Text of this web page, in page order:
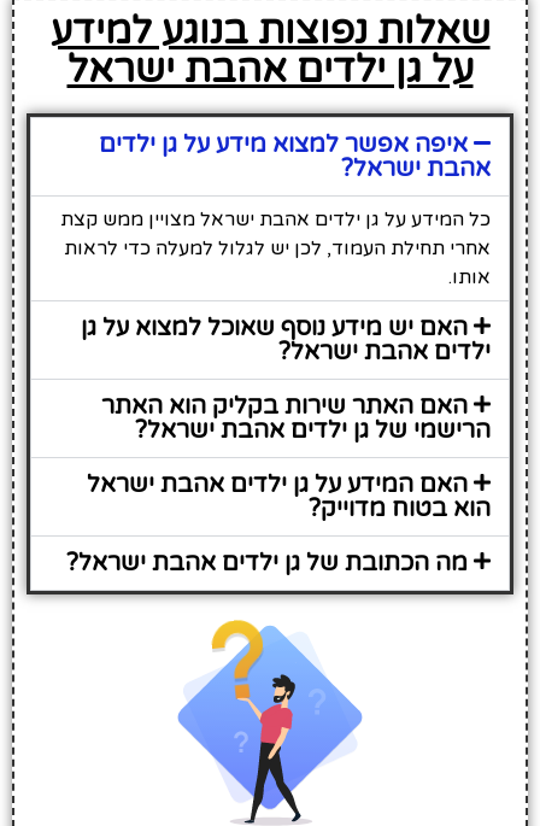
שאלות נפוצות בנוגע למידע
על גן ילדים אהבת ישראל
איפה אפשר למצוא מידע על גן ילדים
אהבת ישראל?
כל המידע על גן ילדים אהבת ישראל מצויין ממש קצת
אחרי תחילת העמוד, לכן יש לגלול למעלה כדי לראות
אותו.
האם יש מידע נוסף שאוכל למצוא על גן
ילדים אהבת ישראל?
האם האתר שירות בקליק הוא האתר
הרישמי של גן ילדים אהבת ישראל?
האם המידע על גן ילדים אהבת ישראל
הוא בטוח מדוייק?
מה הכתובת של גן ילדים אהבת ישראל?